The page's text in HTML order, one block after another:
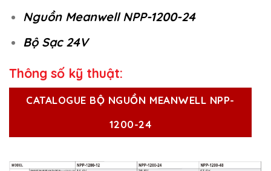
Nguồn Meanwell NPP-1200-24
Bộ Sạc 24V
Thông số kỹ thuật:
CATALOGUE BỘ NGUỒN MEANWELL NPP-
1200-24